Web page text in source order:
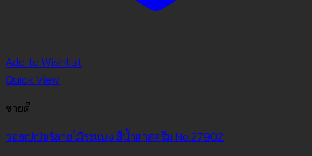
Add to Wishlist
Quick View
ขายดี
วอลเปเปอร์ลายไม้ระแนง สีน้ำตาลครีม No.27902